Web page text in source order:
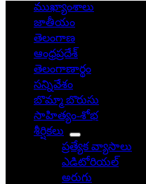
ముఖ్యాంశాలు
జాతీయం
తెలంగాణ
ఆంధ్రప్రదేశ్
తెలంగాణార్థం
సన్నివేశం
బొమ్మా బొరుసు
సాహిత్యం-శోభ
శీర్షికలు
ప్రత్యేక వ్యాసాలు
ఎడిటోరియల్
అరుగు